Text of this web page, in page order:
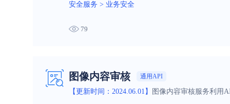
安全服务 > 业务安全
79
图像内容审核 通用API
【更新时间：2024.06.01】 图像内容审核服务利用